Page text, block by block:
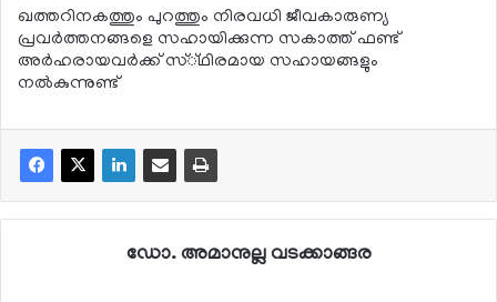
ഖത്തറിനകത്തും പുറത്തും നിരവധി ജീവകാരുണ്യ
പ്രവര്‍ത്തനങ്ങളെ സഹായിക്കുന്ന സകാത്ത് ഫണ്ട്
അര്‍ഹരായവര്‍ക്ക് സ്്ഥിരമായ സഹായങ്ങളും
നല്‍കുന്നുണ്ട്
ഡോ. അമാനുല്ല വടക്കാങ്ങര